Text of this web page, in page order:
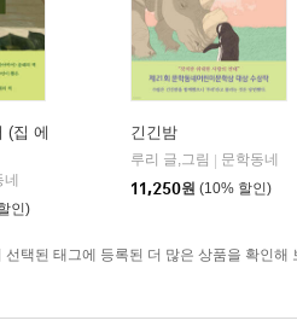
(집 에
인)
긴긴밤
루리 글,그림
문학동네
11,250원 (10% 할인)
선택된 태그에 등록된 더 많은 상품을 확인해